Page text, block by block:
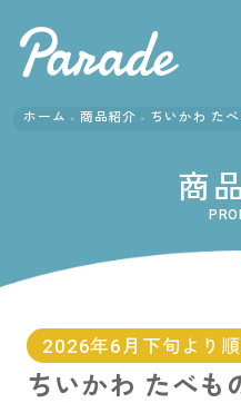
よくある質問
会社概要
採用情報
ホーム 商品紹介 ちいかわ た
商
2026年6月下旬より
ちいかわ たべも